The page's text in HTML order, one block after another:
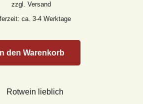
zzgl. Versand
ca. 3-4 Werktage
In den Warenkorb